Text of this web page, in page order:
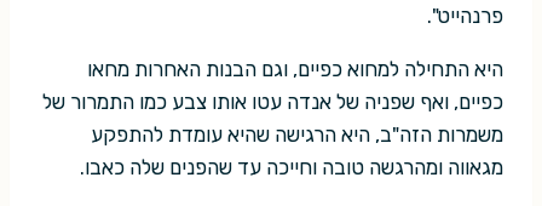
פרנהייט".
היא התחילה למחוא כפיים, וגם הבנות האחרות מחאו
כפיים, ואף שפניה של אנדה עטו אותו צבע כמו התמרור של
משמרות הזה"ב, היא הרגישה שהיא עומדת להתפקע
מגאווה ומהרגשה טובה וחייכה עד שהפנים שלה כאבו.